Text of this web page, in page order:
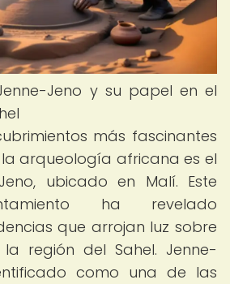
Jeno y su papel en el
más fascinantes
arqueología africana es el
ubicado en Malí. Este
ha revelado
que arrojan luz sobre
región del Sahel. Jenne-
como una de las